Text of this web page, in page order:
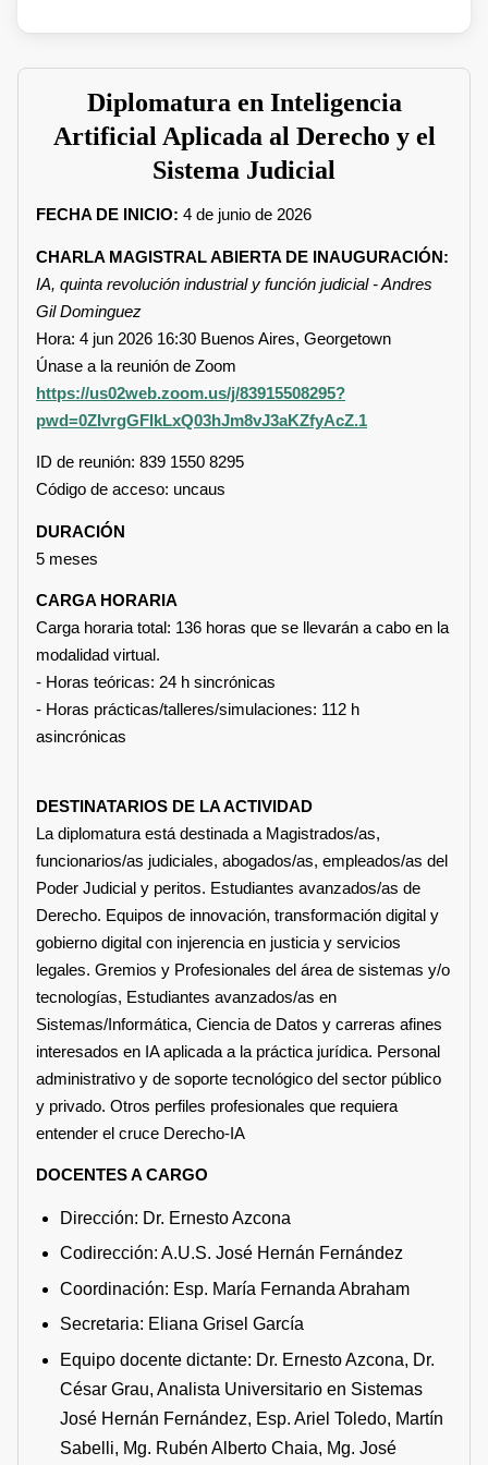
Diplomatura en Inteligencia
Artificial Aplicada al Derecho y el
Sistema Judicial
FECHA DE INICIO: 4 de junio de 2026
CHARLA MAGISTRAL ABIERTA DE INAUGURACIÓN:
IA, quinta revolución industrial y función judicial - Andres
Gil Dominguez
Hora: 4 jun 2026 16:30 Buenos Aires, Georgetown
Únase a la reunión de Zoom
https://us02web.zoom.us/j/83915508295?
pwd=0ZIvrgGFIkLxQ03hJm8vJ3aKZfyAcZ.1
ID de reunión: 839 1550 8295
Código de acceso: uncaus
DURACIÓN
5 meses
CARGA HORARIA
Carga horaria total: 136 horas que se llevarán a cabo en la
modalidad virtual.
- Horas teóricas: 24 h sincrónicas
- Horas prácticas/talleres/simulaciones: 112 h
asincrónicas
DESTINATARIOS DE LA ACTIVIDAD
La diplomatura está destinada a Magistrados/as,
funcionarios/as judiciales, abogados/as, empleados/as del
Poder Judicial y peritos. Estudiantes avanzados/as de
Derecho. Equipos de innovación, transformación digital y
gobierno digital con injerencia en justicia y servicios
legales. Gremios y Profesionales del área de sistemas y/o
tecnologías, Estudiantes avanzados/as en
Sistemas/Informática, Ciencia de Datos y carreras afines
interesados en IA aplicada a la práctica jurídica. Personal
administrativo y de soporte tecnológico del sector público
y privado. Otros perfiles profesionales que requiera
entender el cruce Derecho-IA
DOCENTES A CARGO
Dirección: Dr. Ernesto Azcona
Codirección: A.U.S. José Hernán Fernández
Coordinación: Esp. María Fernanda Abraham
Secretaria: Eliana Grisel García
Equipo docente dictante: Dr. Ernesto Azcona, Dr.
César Grau, Analista Universitario en Sistemas
José Hernán Fernández, Esp. Ariel Toledo, Martín
Sabelli, Mg. Rubén Alberto Chaia, Mg. José